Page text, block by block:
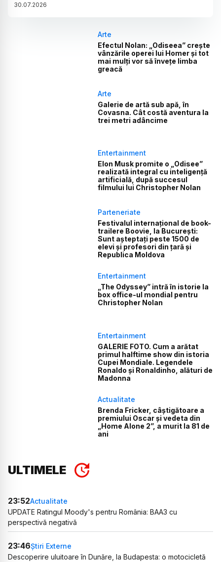
30.07.2026
Arte
Efectul Nolan: „Odiseea” crește
vânzările operei lui Homer și tot
mai mulți vor să învețe limba
greacă
Arte
Galerie de artă sub apă, în
Covasna. Cât costă aventura la
trei metri adâncime
Entertainment
Elon Musk promite o „Odisee”
realizată integral cu inteligență
artificială, după succesul
filmului lui Christopher Nolan
Parteneriate
Festivalul internațional de book-
trailere Boovie, la București:
Sunt așteptați peste 1500 de
elevi și profesori din țară și
Republica Moldova
Entertainment
„The Odyssey” intră în istorie la
box office-ul mondial pentru
Christopher Nolan
Entertainment
GALERIE FOTO. Cum a arătat
primul halftime show din istoria
Cupei Mondiale. Legendele
Ronaldo și Ronaldinho, alături de
Madonna
Actualitate
Brenda Fricker, câștigătoare a
premiului Oscar și vedeta din
„Home Alone 2”, a murit la 81 de
ani
ULTIMELE
23:52Actualitate
UPDATE Ratingul Moody's pentru România: BAA3 cu
perspectivă negativă
23:46Știri Externe
Descoperire uluitoare în Dunăre, la Budapesta: o motocicletă